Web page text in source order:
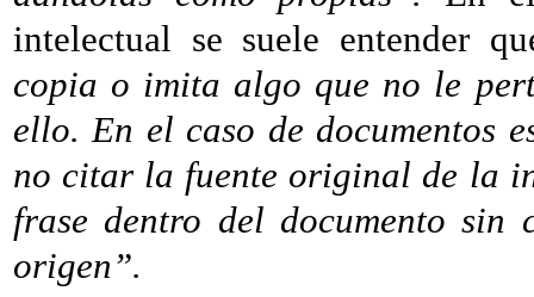
intelectual se suele entender
copia o imita algo que no le
ello. En el caso de documentos
no citar la fuente original de la
frase dentro del documento
origen”.